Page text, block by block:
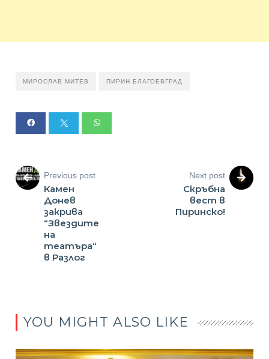
МИРОСЛАВ МИТЕВ ПИРИН БЛАГОЕВГРАД
Previous post
Камен
Донев
закрива
“Звездите
на
театъра“
в Разлог
Next post
Скръбна
вест в
Пиринско!
YOU MIGHT ALSO LIKE